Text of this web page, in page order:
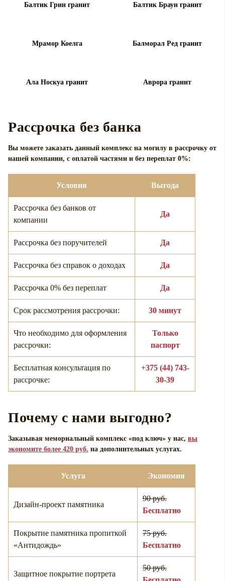
Балтик Грин гранит Балтик Браун гранит
Мрамор Коелга Балморал Ред гранит
Ала Носкуа гранит Аврора гранит
Рассрочка без банка
Вы можете заказать данный комплекс на могилу в рассрочку от
нашей компании, с оплатой частями и без переплат 0%:
Условия Выгода
Рассрочка без банков от
компании
Да
Рассрочка без поручителей Да
Рассрочка без справок о доходах Да
Рассрочка 0% без переплат Да
Срок рассмотрения рассрочки: 30 минут
Что необходимо для оформления
рассрочки:
Только
паспорт
Бесплатная консультация по
рассрочке:
+375 (44) 743-
30-39
Почему с нами выгодно?
Заказывая мемориальный комплекс «под ключ» у нас, вы
экономите более 420 руб. на дополнительных услугах.
Услуга Экономия
Дизайн-проект памятника
90 руб.
Бесплатно
Покрытие памятника пропиткой
«Антидождь»
75 руб.
Бесплатно
Защитное покрытие портрета
50 руб.